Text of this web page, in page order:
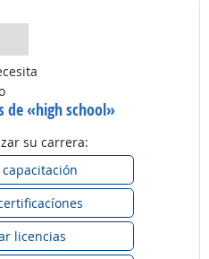
2 de 4)
de «high school»
su carrera:
licencias